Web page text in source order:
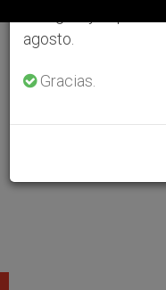
agosto.
Gracias.